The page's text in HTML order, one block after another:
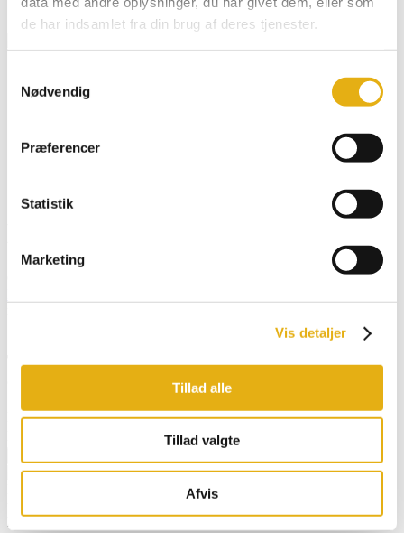
de har indsamlet fra din brug af deres tjenester.
Nødvendig
Præferencer
Statistik
Marketing
Vis detaljer
Tillad alle
Tillad valgte
Afvis
Klistermærker & Reklameartikler
English
Español
Tilmeld dig vores nyhedsbrev og få opdatering
Navn
BOBMAN er specifikt udviklet til at skabe et renere, sundere og
højest mulige kvalitet.